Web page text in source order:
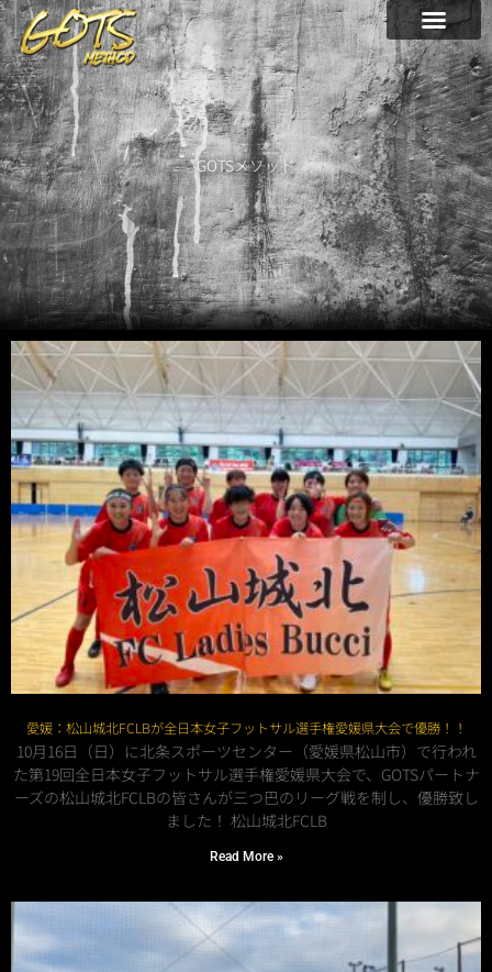
内
容
を
ス
キ
ッ
プ
GOTSメソッド
愛媛：松山城北FCLBが全日本女子フットサル選手権愛媛県大会で優勝！！
10月16日（日）に北条スポーツセンター（愛媛県松山市）で行われ
た第19回全日本女子フットサル選手権愛媛県大会で、GOTSパートナ
ーズの松山城北FCLBの皆さんが三つ巴のリーグ戦を制し、優勝致し
ました！ 松山城北FCLB
Read More »
ペ
ー
ジ
ペ
ー
ジ
ペ
ー
ジ
ペ
ー
ジ
ペ
ー
ジ
ペ
ー
ジ